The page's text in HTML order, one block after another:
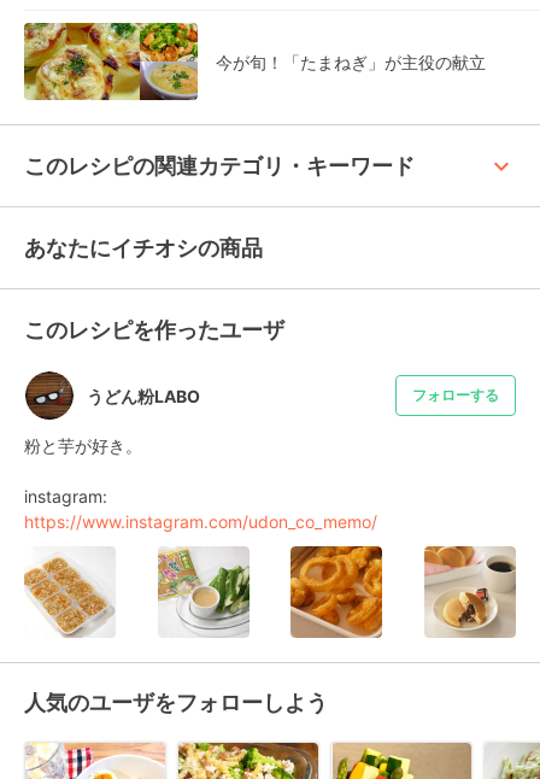
今が旬！「たまねぎ」が主役の献立
このレシピの関連カテゴリ・キーワード keyboard_arrow_up
あなたにイチオシの商品
このレシピを作ったユーザ
うどん粉LABO フォローする
粉と芋が好き。
https://www.instagram.com/udon_co_memo/
人気のユーザをフォローしよう